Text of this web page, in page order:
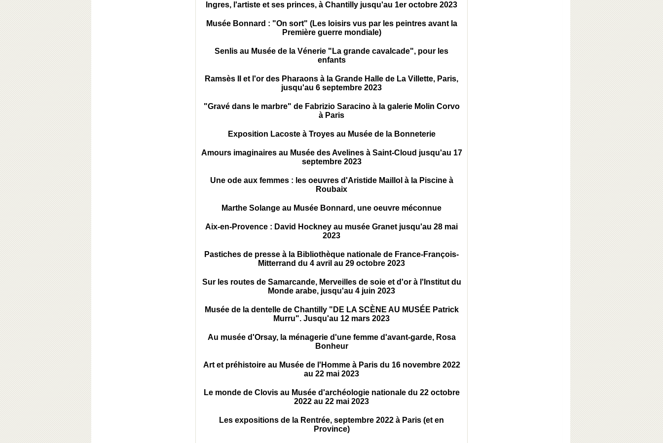
Ingres, l'artiste et ses princes, à Chantilly jusqu'au 1er octobre 2023
Musée Bonnard : "On sort" (Les loisirs vus par les peintres avant la
Première guerre mondiale)
Senlis au Musée de la Vénerie "La grande cavalcade", pour les
enfants
Ramsès II et l'or des Pharaons à la Grande Halle de La Villette, Paris,
jusqu'au 6 septembre 2023
"Gravé dans le marbre" de Fabrizio Saracino à la galerie Molin Corvo
à Paris
Exposition Lacoste à Troyes au Musée de la Bonneterie
Amours imaginaires au Musée des Avelines à Saint-Cloud jusqu'au 17
septembre 2023
Une ode aux femmes : les oeuvres d'Aristide Maillol à la Piscine à
Roubaix
Marthe Solange au Musée Bonnard, une oeuvre méconnue
Aix-en-Provence : David Hockney au musée Granet jusqu'au 28 mai
2023
Pastiches de presse à la Bibliothèque nationale de France-François-
Mitterrand du 4 avril au 29 octobre 2023
Sur les routes de Samarcande, Merveilles de soie et d'or à l'Institut du
Monde arabe, jusqu'au 4 juin 2023
Musée de la dentelle de Chantilly "DE LA SCÈNE AU MUSÉE Patrick
Murru". Jusqu'au 12 mars 2023
Au musée d'Orsay, la ménagerie d'une femme d'avant-garde, Rosa
Bonheur
Art et préhistoire au Musée de l'Homme à Paris du 16 novembre 2022
au 22 mai 2023
Le monde de Clovis au Musée d'archéologie nationale du 22 octobre
2022 au 22 mai 2023
Les expositions de la Rentrée, septembre 2022 à Paris (et en
Province)